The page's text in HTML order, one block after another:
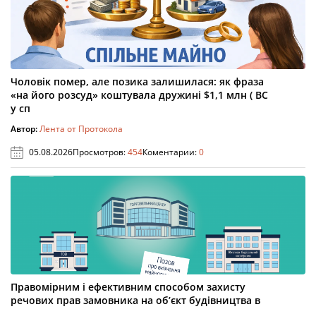
Чоловік помер, але позика залишилася: як фраза
«на його розсуд» коштувала дружині $1,1 млн ( ВС
у сп
Автор:Лента от Протокола
05.08.2026Просмотров:454Коментарии:0
Правомірним і ефективним способом захисту
речових прав замовника на об’єкт будівництва в